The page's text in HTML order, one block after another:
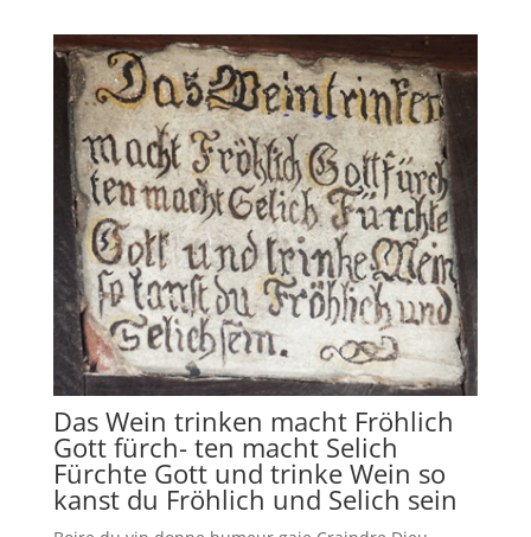
Das Wein trinken macht Fröhlich
Gott fürch- ten macht Selich
Fürchte Gott und trinke Wein so
kanst du Fröhlich und Selich sein